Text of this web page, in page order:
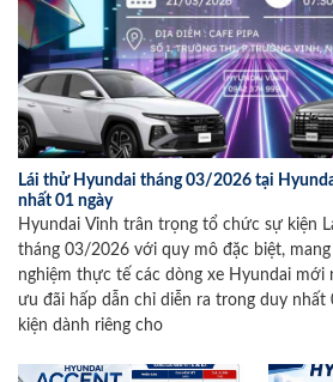
Lái thử Hyundai tháng 03/2026 tại
nhất 01 ngày
Hyundai Vinh trân trọng tổ chức sự kiện
tháng 03/2026 với quy mô đặc biệt,
nghiệm thực tế các dòng xe Hyundai mới
ưu đãi hấp dẫn chỉ diễn ra trong duy nhất
kiện dành riêng cho